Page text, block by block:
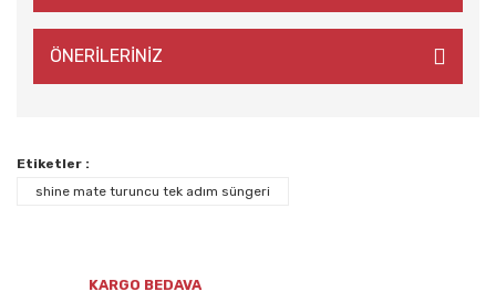
ÖNERİLERİNİZ
Etiketler :
shine mate turuncu tek adım süngeri
KARGO BEDAVA